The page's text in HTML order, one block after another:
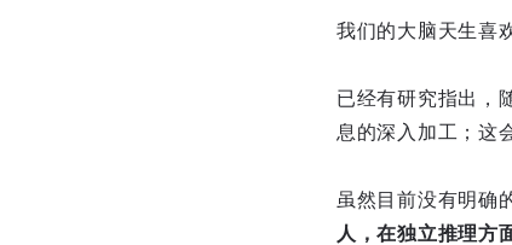
我们的大脑天生喜
已经有研究指出，
息的深入加工；这
虽然目前没有明确
人，在独立推理方